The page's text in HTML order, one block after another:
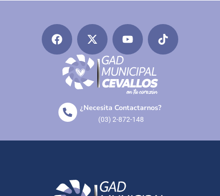
¿Necesita Contactarnos?
(03) 2-872-148